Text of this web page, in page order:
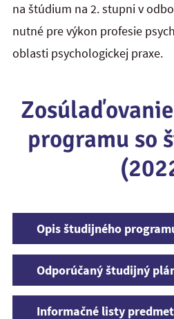
na štúdium na 2. stupni v
nutné pre výkon profesie
oblasti psychologickej praxe.
programu so
Opis študijného
Odporúčaný študijný
Informačné listy